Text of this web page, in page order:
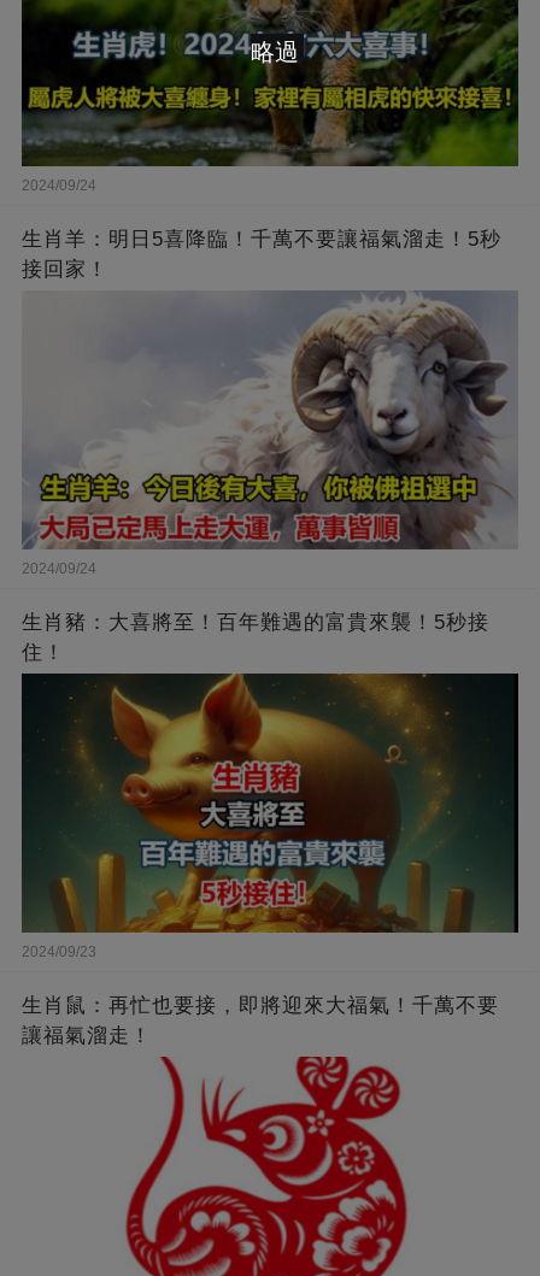
2024/09/24
生肖羊：明日5喜降臨！千萬不要讓福氣溜走！5秒
接回家！
2024/09/24
生肖豬：大喜將至！百年難遇的富貴來襲！5秒接
住！
2024/09/23
生肖鼠：再忙也要接，即將迎來大福氣！千萬不要
讓福氣溜走！
略過